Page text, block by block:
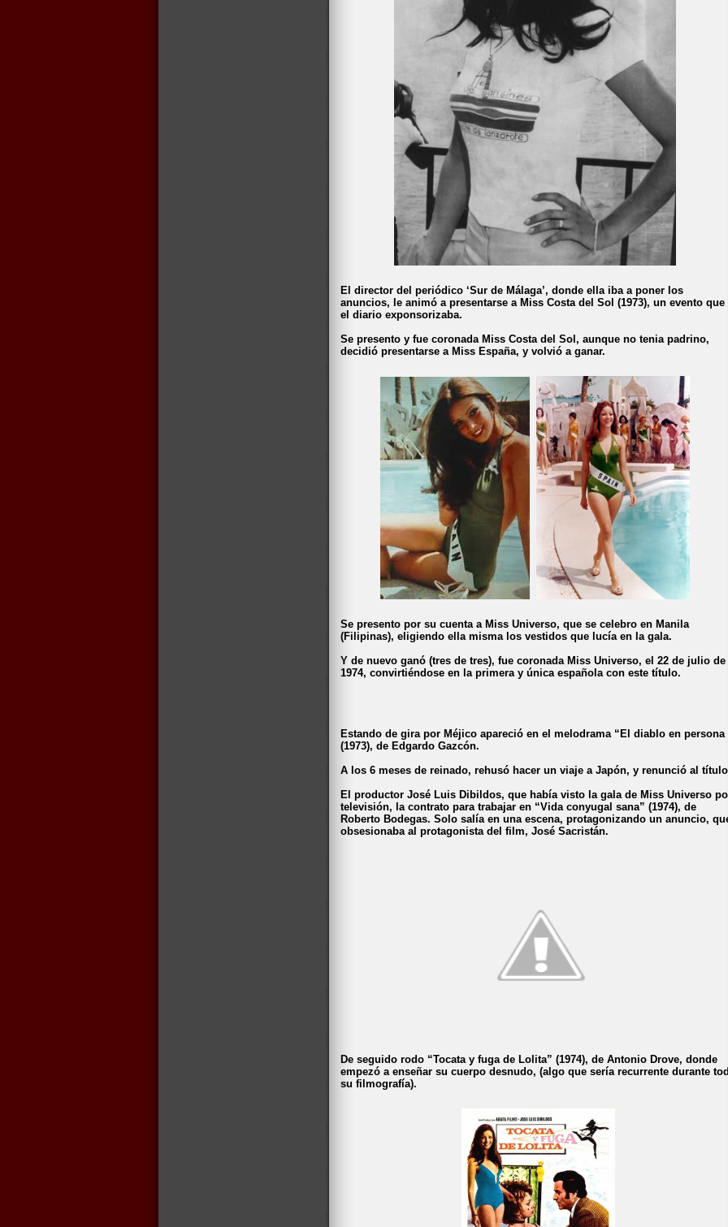
El director del periódico ‘Sur de Málaga’, donde ella iba a poner los
anuncios, le animó a presentarse a Miss Costa del Sol (1973), un evento que
el diario exponsorizaba.
Se presento y fue coronada Miss Costa del Sol, aunque no tenia padrino,
decidió presentarse a Miss España, y volvió a ganar.
Se presento por su cuenta a Miss Universo, que se celebro en Manila
(Filipinas), eligiendo ella misma los vestidos que lucía en la gala.
Y de nuevo ganó (tres de tres), fue coronada Miss Universo, el 22 de julio de
1974, convirtiéndose en la primera y única española con este título.
Estando de gira por Méjico apareció en el melodrama “El diablo en persona
(1973), de Edgardo Gazcón.
A los 6 meses de reinado, rehusó hacer un viaje a Japón, y renunció al
El productor José Luis Dibildos, que había visto la gala de Miss Universo
televisión, la contrato para trabajar en “Vida conyugal sana” (1974), de
Roberto Bodegas. Solo salía en una escena, protagonizando un anuncio,
obsesionaba al protagonista del film, José Sacristán.
De seguido rodo “Tocata y fuga de Lolita” (1974), de Antonio Drove, donde
empezó a enseñar su cuerpo desnudo, (algo que sería recurrente durante
su filmografía).